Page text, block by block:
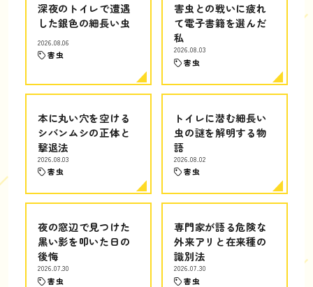
深夜のトイレで遭遇
した銀色の細長い虫
2026.08.06
害虫
害虫との戦いに疲れ
て電子書籍を選んだ
私
2026.08.03
害虫
本に丸い穴を空ける
シバンムシの正体と
撃退法
2026.08.03
害虫
トイレに潜む細長い
虫の謎を解明する物
語
2026.08.02
害虫
夜の窓辺で見つけた
黒い影を叩いた日の
後悔
2026.07.30
害虫
専門家が語る危険な
外来アリと在来種の
識別法
2026.07.30
害虫